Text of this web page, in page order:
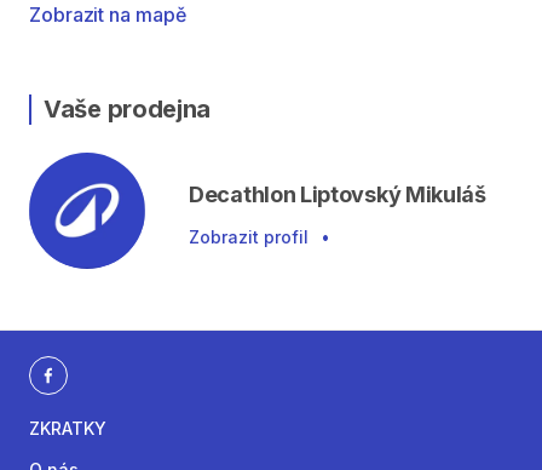
Zobrazit na mapě
Vaše prodejna
Decathlon Liptovský Mikuláš
Zobrazit profil •
ZKRATKY